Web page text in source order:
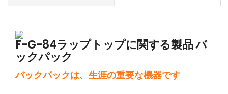
F-G-84ラップトップに関する製品バ
ックパック
バックパックは、生涯の重要な機器です